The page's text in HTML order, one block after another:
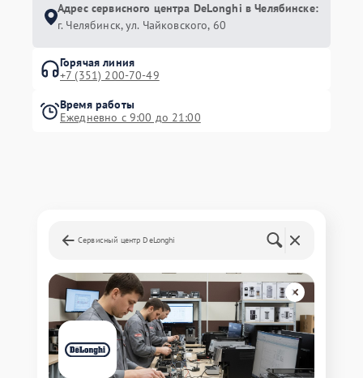
Адрес сервисного центра DeLonghi в Челябинске:
г. Челябинск, ул. Чайковского, 60
Горячая линия
+7 (351) 200-70-49
Время работы
Ежедневно с 9:00 до 21:00
Сервисный центр DeLonghi